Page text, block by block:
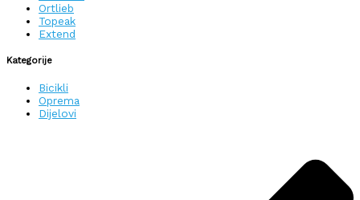
Ortlieb
Topeak
Extend
Kategorije
Bicikli
Oprema
Dijelovi